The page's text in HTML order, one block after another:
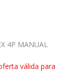
4P MANUAL
válida para